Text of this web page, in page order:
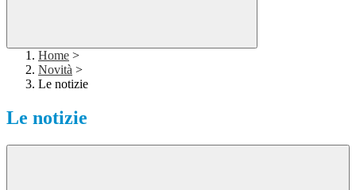
Home >
Novità >
Le notizie
Le notizie